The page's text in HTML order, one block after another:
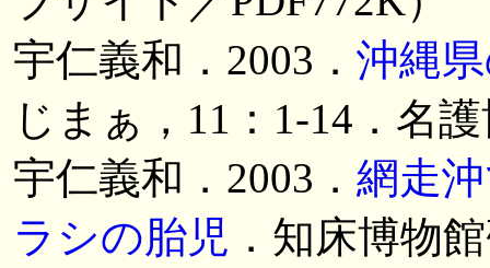
宇仁義和．2003． 沖縄
じまぁ，11：1-14．名
宇仁義和．2003． 網走
ラシの胎児 ．知床博物